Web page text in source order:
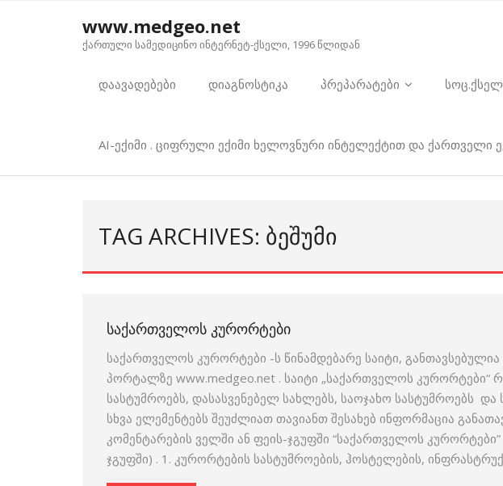
www.medgeo.net
ქართული სამედიცინო ინტერნეტ-ქსელი, 1996 წლიდან
დაავადებები დიაგნოსტიკა პრეპარატები
AI-ექიმი . ციფრული ექიმი ხელოვნური ინტელექტით და ქართველი
TAG ARCHIVES: ᲑᲔᲨᲣᲛᲘ
ᲡᲐᲥᲐᲠᲗᲕᲔᲚᲝᲡ ᲙᲣᲠᲝᲠᲢᲔᲑᲘ
საქართველოს კურორტები -ს წინამდებარე საიტი,
პორტალზე www.medgeo.net . საიტი „საქართველოს კურორტები“
სასტუმროებს, დასასვენებელ სახლებს, საოჯახო სასტუმროებს
სხვა ელემენტებს შეუძლიათ თავიანთ შესახებ ინფორმაცია
კომენტარების ველში ან ფეის-ჯგუფში “საქართველოს
ჯგუფში) . 1. კურორტების სასტუმროების, ჰოსტელების,